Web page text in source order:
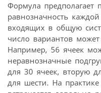
Формула предполагает
равнозначность
входящих в общую
число вариантов
Например, 56 ячеек
неравнозначные
для 30 ячеек, вторую
для шести. На